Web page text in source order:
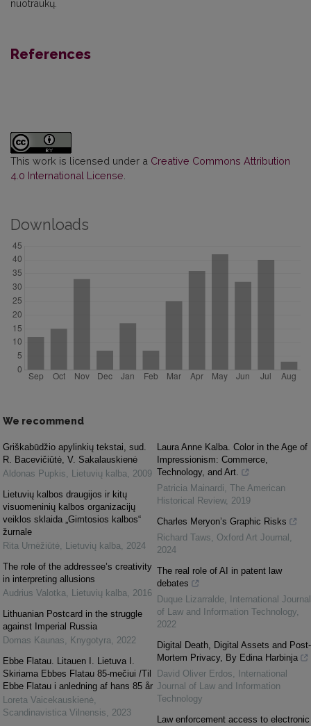
nuotraukų.
References
This work is licensed under a Creative Commons Attribution
4.0 International License
Downloads
We recommend
Griškabūdžio apylinkių tekstai, sud.
R. Bacevičiūtė, V. Sakalauskienė
Aldonas Pupkis, Lietuvių kalba, 2009
Lietuvių kalbos draugijos ir kitų
visuomeninių kalbos organizacijų
veiklos sklaida „Gimtosios kalbos“
žurnale
Rita Urnėžiūtė, Lietuvių kalba, 2024
The role of the addressee’s creativity
in interpreting allusions
Audrius Valotka, Lietuvių kalba, 2016
Lithuanian Postcard in the struggle
against Imperial Russia
Domas Kaunas, Knygotyra, 2022
Ebbe Flatau. Litauen I. Lietuva I.
Skiriama Ebbes Flatau 85-mečiui /Til
Ebbe Flatau i anledning af hans 85 år
Loreta Vaicekauskienė,
Scandinavistica Vilnensis, 2023
Laura Anne Kalba. Color in the Age of
Impressionism: Commerce,
Technology, and Art.
Patricia Mainardi, The American
Historical Review, 2019
Charles Meryon’s Graphic Risks
Richard Taws, Oxford Art Journal ,
2024
The real role of AI in patent law
debates
Duque Lizarralde,
International Journal
of Law and Information Technology,
2022
Digital Death, Digital Assets and Post-
Mortem Privacy, By Edina Harbinja
David Oliver Erdos,
International
Journal of Law and Information
Technology
Law enforcement access to electronic